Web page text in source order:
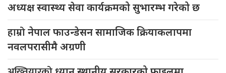
अध्यक्ष स्वास्थ्य सेवा कार्यक्रमको सुभारम्भ गरेको छ
हाम्रोनेपाल फाउन्डेसन सामाजिक क्रियाकलापमा
नवलपरासीमै अग्रणी